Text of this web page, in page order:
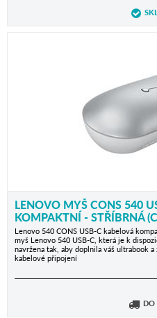
LENOVO MYŠ CONS 540
KOMPAKTNÍ - STŘÍBRNÁ
Lenovo 540 CONS USB-C kabelová
myš Lenovo 540 USB-C, která je k
navržena tak, aby doplnila váš ultrabook
kabelové připojení
DO